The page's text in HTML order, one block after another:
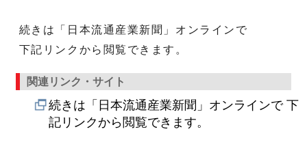
続きは「日本流通産業新聞」オンラインで
下記リンクから閲覧できます。
関連リンク・サイト
続きは「日本流通産業新聞」オンラインで 下
記リンクから閲覧できます。